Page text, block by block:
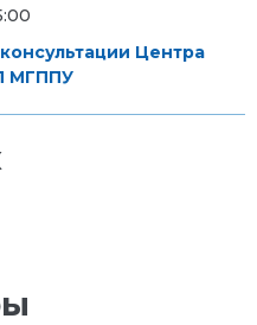
Центра
МГППУ